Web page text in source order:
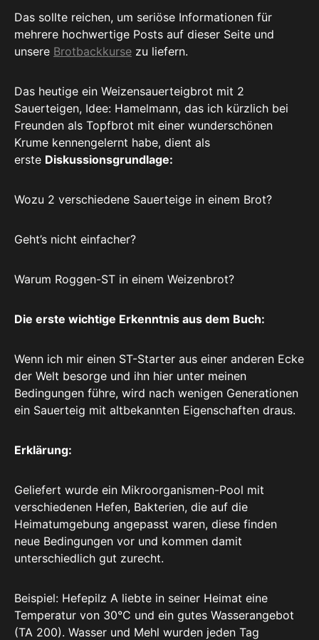
Das sollte reichen, um seriöse Informationen für
mehrere hochwertige Posts auf dieser Seite und
unsere Brotbackkurse zu liefern.
Das heutige ein Weizensauerteigbrot mit 2
Sauerteigen, Idee: Hamelmann, das ich kürzlich bei
Freunden als Topfbrot mit einer wunderschönen
Krume kennengelernt habe, dient als
erste Diskussionsgrundlage:
Wozu 2 verschiedene Sauerteige in einem Brot?
Geht’s nicht einfacher?
Warum Roggen-ST in einem Weizenbrot?
Die erste wichtige Erkenntnis aus dem Buch:
Wenn ich mir einen ST-Starter aus einer anderen Ecke
der Welt besorge und ihn hier unter meinen
Bedingungen führe, wird nach wenigen Generationen
ein Sauerteig mit altbekannten Eigenschaften draus.
Erklärung:
Geliefert wurde ein Mikroorganismen-Pool mit
verschiedenen Hefen, Bakterien, die auf die
Heimatumgebung angepasst waren, diese finden
neue Bedingungen vor und kommen damit
unterschiedlich gut zurecht.
Beispiel: Hefepilz A liebte in seiner Heimat eine
Temperatur von 30°C und ein gutes Wasserangebot
(TA 200). Wasser und Mehl wurden jeden Tag